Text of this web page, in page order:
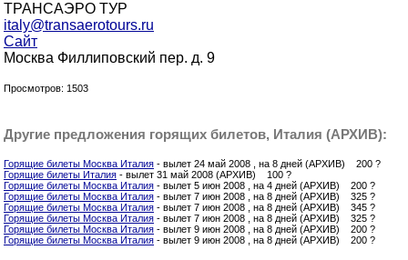
ТРАНСАЭРО ТУР
italy@transaerotours.ru
Сайт
Москва Филлиповский пер. д. 9
Просмотров: 1503
Другие предложения горящих билетов, Италия (АРХИВ):
Горящие билеты Москва Италия - вылет 24 май 2008 , на 8 дней (АРХИВ) 200 ?
Горящие билеты Италия - вылет 31 май 2008 (АРХИВ) 100 ?
Горящие билеты Москва Италия - вылет 5 июн 2008 , на 4 дней (АРХИВ) 200 ?
Горящие билеты Москва Италия - вылет 7 июн 2008 , на 8 дней (АРХИВ) 325 ?
Горящие билеты Москва Италия - вылет 7 июн 2008 , на 8 дней (АРХИВ) 345 ?
Горящие билеты Москва Италия - вылет 7 июн 2008 , на 8 дней (АРХИВ) 325 ?
Горящие билеты Москва Италия - вылет 9 июн 2008 , на 8 дней (АРХИВ) 200 ?
Горящие билеты Москва Италия - вылет 9 июн 2008 , на 8 дней (АРХИВ) 200 ?